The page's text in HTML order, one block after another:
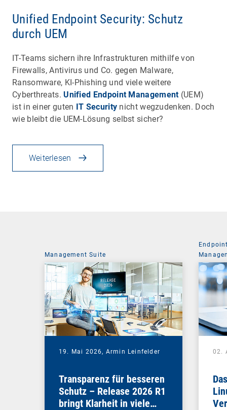
Unified Endpoint Security: Schutz
durch UEM
IT-Teams sichern ihre Infrastrukturen mithilfe von
Firewalls, Antivirus und Co. gegen Malware,
Ransomware, KI-Phishing und viele weitere
Cyberthreats.Unified Endpoint Management(UEM)
ist in einer guten IT Security nicht wegzudenken. Doch
wie bleibt die UEM-Lösung selbst sicher?
Weiterlesen
Management Suite
19. Mai 2026, Armin Leinfelder
Transparenz für besseren
Schutz – Release 2026 R1
bringt Klarheit in viele
02.